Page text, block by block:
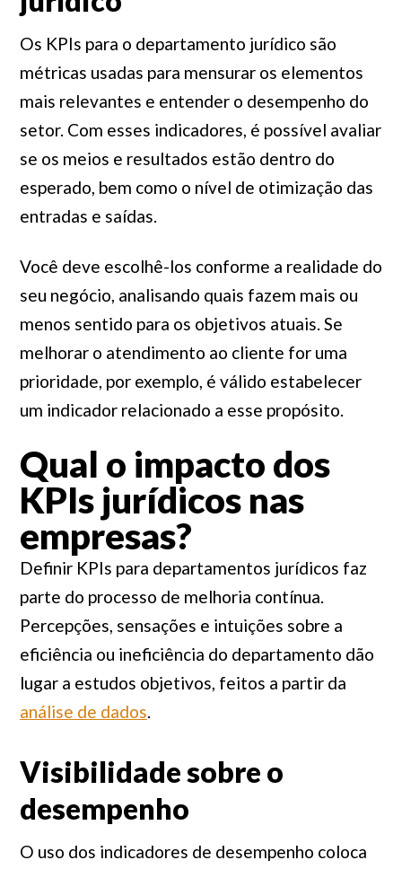
Os KPIs para o departamento jurídico são
métricas usadas para mensurar os elementos
mais relevantes e entender o desempenho do
setor. Com esses indicadores, é possível avaliar
se os meios e resultados estão dentro do
esperado, bem como o nível de otimização das
entradas e saídas.
Você deve escolhê-los conforme a realidade do
seu negócio, analisando quais fazem mais ou
menos sentido para os objetivos atuais. Se
melhorar o atendimento ao cliente for uma
prioridade, por exemplo, é válido estabelecer
um indicador relacionado a esse propósito.
Qual o impacto dos
KPIs jurídicos nas
empresas?
Definir KPIs para departamentos jurídicos faz
parte do processo de melhoria contínua.
Percepções, sensações e intuições sobre a
eficiência ou ineficiência do departamento dão
lugar a estudos objetivos, feitos a partir da
análise de dados.
Visibilidade sobre o
desempenho
O uso dos indicadores de desempenho coloca